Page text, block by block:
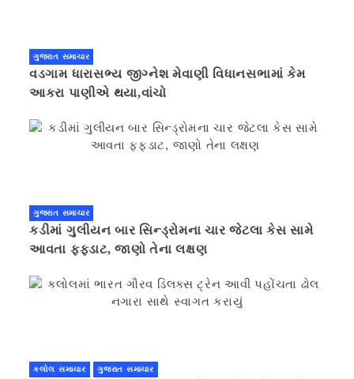
ગુજરાત સમાચાર
વડગામ ધારાસભ્ય જીગ્નેશ મેવાણી વિધાનસભામાં કેમ
આકરા પાણીએ થયા,વાંચો
ગુજરાત સમાચાર
કડીમાં ગુલીયન બાર સિન્ડ્રોમના ચાર જેટલા કેસ સામે
આવતા ફફડાટ, જાણો તેના લક્ષણ
કલોલ સમાચાર ગુજરાત સમાચાર